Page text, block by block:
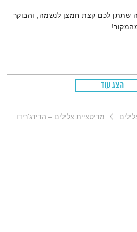
שתתן לכם קצת חמצן לנשמה, והבוקר
הצג עוד
מדיטציית צלילים – הדידג'רידו